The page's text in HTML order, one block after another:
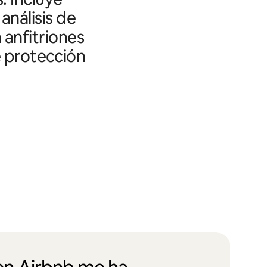
de
anfitriones
protección